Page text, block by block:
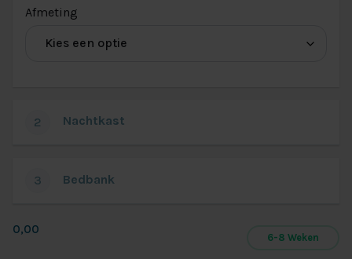
Afmeting
Afmeting
2 Nachtkast
3 Bedbank
0,00
6-8 Weken